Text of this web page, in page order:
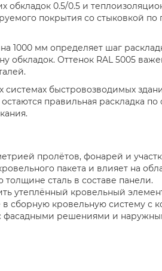
обкладок 0.5/0.5 и
покрытия со стыковкой
1000 мм определяет шаг
обкладок. Оттенок RAL 5005
быстровозводимых
правильная раскладка
пролётов, фонарей и
пакета и влияет на
сталь в составе панели.
утеплённый кровельный
сборную кровельную систему с
фасадными решениями и